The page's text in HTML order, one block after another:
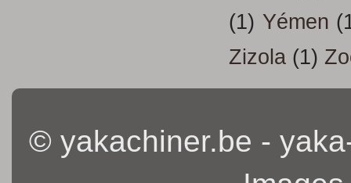
(1) Yémen
Zizola (1)
© yakachiner.be -